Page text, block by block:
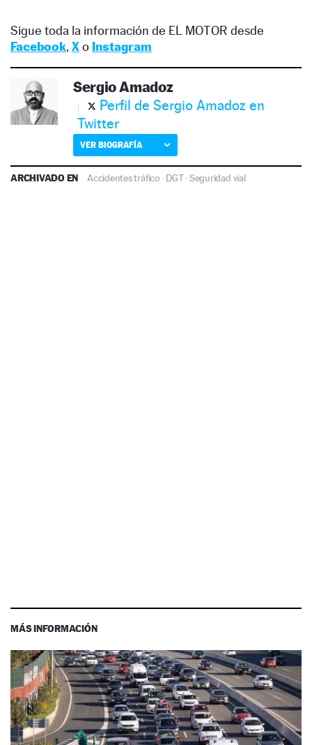
Sigue toda la información de EL MOTOR desde
Facebook, Xo Instagram
Sergio Amadoz
Perfil de Sergio Amadoz en
Twitter
VER BIOGRAFÍA
ARCHIVADO EN Accidentes tráfico ·DGT·Seguridad vial
MÁS INFORMACIÓN